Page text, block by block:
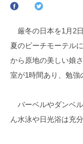
厳冬の日本を1月2
夏のビーチモーテル
から原地の美しい娘
室が1時間あり、勉
バーベルやダンベ
ん水泳や日光浴は充